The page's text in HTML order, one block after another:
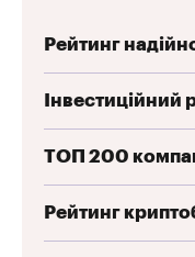
Рейтинг
Інвестиційний
ТОП 200
Рейтинг